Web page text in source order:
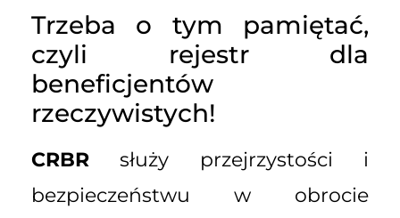
Trzeba o tym pamiętać,
czyli rejestr dla
beneficjentów
rzeczywistych!
CRBR służy przejrzystości i
bezpieczeństwu w obrocie